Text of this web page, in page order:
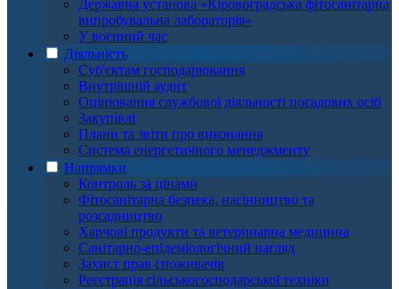
Державна установа «Кіровоградська фітосанітарна
випробувальна лабораторія»
У воєнний час
Діяльність
Суб'єктам господарювання
Внутрішній аудит
Оцінювання службової діяльності посадових осіб
Закупівлі
Плани та звіти про виконання
Система енергетичного менеджменту
Напрямки
Контроль за цінами
Фітосанітарна безпека, насінництво та
розсадництво
Харчові продукти та ветеринарна медицина
Санітарно-епідеміологічний нагляд
Захист прав споживачів
Реєстрація сільськогосподарської техніки